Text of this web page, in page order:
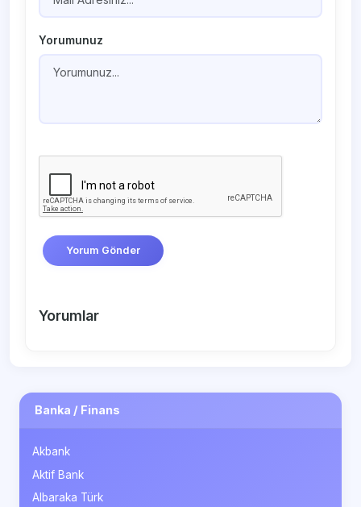
Yorumunuz
Yorum Gönder
Yorumlar
Banka / Finans
Akbank
Aktif Bank
Albaraka Türk